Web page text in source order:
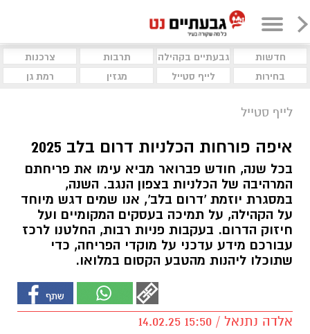
חדשות גבעתיים בקהילה תרבות
צרכנות
בחירות
לייף סטייל מגזין רמת גן
לייף סטייל
איפה פורחות הכלניות דרום בלב 2025
בכל שנה, חודש פברואר מביא עימו את פריחתם
המרהיבה של הכלניות בצפון הנגב. השנה,
במסגרת יוזמת 'דרום בלב', אנו שמים דגש מיוחד
על הקהילה, על תמיכה בעסקים המקומיים ועל
חיזוק הדרום. בעקבות פניות רבות, החלטנו לרכז
עבורכם מידע עדכני על מוקדי הפריחה, כדי
שתוכלו ליהנות מהטבע הקסום במלואו.
אלדה נתנאל / 15:50 14.02.25